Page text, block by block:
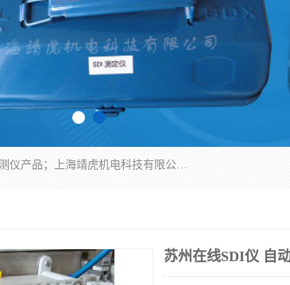
上海靖虎机电科技有限公司主营：SDI仪，水质分析仪，水质检测仪产品；上海靖虎机电科技有限公司在专业制造和研发等方面的强大的平台优势，利用自身在自动化仪表、自控系统及环保监测仪器的专长，以优良的技术，优越的产品质量和良好的服务质量与广大客户真诚合作。
苏州在线SDI仪 自